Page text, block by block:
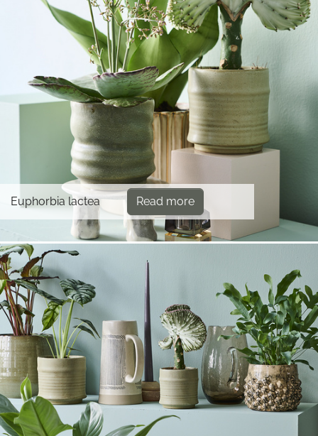
Euphorbia lactea Read more